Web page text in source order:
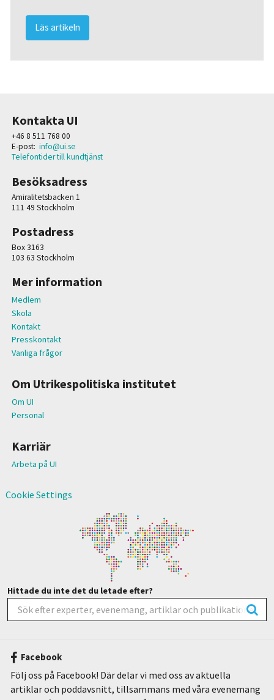
Läs artikeln
Kontakta UI
+46 8 511 768 00
E-post: info@ui.se
Telefontider till kundtjänst
Besöksadress
Amiralitetsbacken 1
111 49 Stockholm
Postadress
Box 3163
103 63 Stockholm
Mer information
Medlem
Skola
Kontakt
Presskontakt
Vanliga frågor
Om Utrikespolitiska institutet
Om UI
Personal
Karriär
Arbeta på UI
Cookie Settings
Hittade du inte det du letade efter?
Facebook
Följ oss på Facebook! Där delar vi med oss av aktuella
artiklar och poddavsnitt, tillsammans med våra evenemang